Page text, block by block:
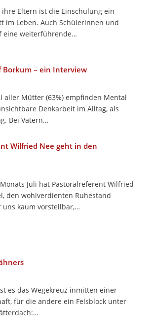
Eltern ist die Einschulung ein
im Leben. ­Auch Schülerinnen und
eine weiterführende…
– ein Interview
aller Mütter (63%) empfinden Mental
Denkarbeit im Alltag, als
Bei Vätern…
Wilfried Nee geht in den
Juli hat Pastoralreferent Wilfried
den wohlverdienten Ruhestand
uns kaum vorstellbar,…
es das Wegekreuz inmitten einer
für die andere ein Felsblock unter